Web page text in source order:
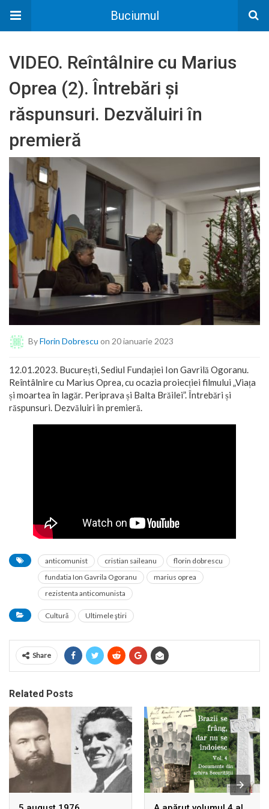
Buciumul
VIDEO. Reîntâlnire cu Marius
Oprea (2). Întrebări și
răspunsuri. Dezvăluiri în
premieră
ByFlorin Dobrescu on 20 ianuarie 2023
12.01.2023. București, Sediul Fundației Ion Gavrilă Ogoranu.
Reîntâlnire cu Marius Oprea, cu ocazia proiecției filmului „Viața
și moartea în lagăr. Periprava și Balta Brăilei”. Întrebări și
răspunsuri. Dezvăluiri în premieră.
anticomunist cristian saileanu
florin dobrescu
fundatia Ion Gavrila Ogoranu
marius oprea
rezistenta anticomunista
Cultură Ultimele ştiri
Share
Related Posts